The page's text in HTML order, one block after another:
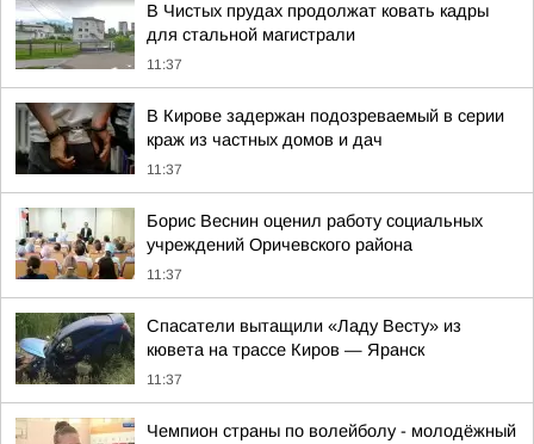
В Чистых прудах продолжат ковать кадры
для стальной магистрали
11:37
В Кирове задержан подозреваемый в серии
краж из частных домов и дач
11:37
Борис Веснин оценил работу социальных
учреждений Оричевского района
11:37
Спасатели вытащили «Ладу Весту» из
кювета на трассе Киров — Яранск
11:37
Чемпион страны по волейболу - молодёжный